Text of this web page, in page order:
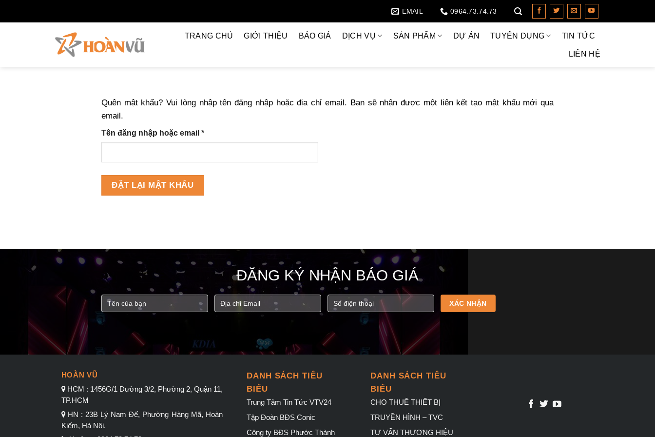
EMAIL 0964.73.74.73
TRANG CHỦ GIỚI THIỆU BÁO GIÁ DỊCH VỤ SẢN PHẨM DỰ ÁN TUYỂN DỤNG TIN TỨC
LIÊN HỆ
Quên mật khẩu? Vui lòng nhập tên đăng nhập hoặc địa chỉ email. Bạn sẽ nhận được một liên kết tạo mật khẩu mới qua
email.
Tên đăng nhập hoặc email *Bắt
buộc
ĐẶT LẠI MẬT KHẨU
ĐĂNG KÝ NHẬN BÁO GIÁ
HOÀN VŨ
HCM : 1456G/1 Đường 3/2, Phường 2, Quận 11,
TP.HCM
HN : 23B Lý Nam Đế, Phường Hàng Mã, Hoàn
Kiếm, Hà Nội.
DANH SÁCH TIÊU
BIỂU
Trung Tâm Tin Tức VTV24
Tập Đoàn BĐS Conic
Công ty BĐS Phước Thành
DANH SÁCH TIÊU
BIỂU
CHO THUÊ THIẾT BỊ
TRUYỀN HÌNH – TVC
TƯ VẤN THƯƠNG HIỆU